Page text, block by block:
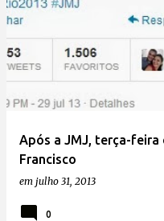
o
s
t
a
g
Após a JMJ, terça-feira
Francisco
em julho 31, 2013
0